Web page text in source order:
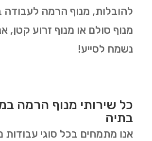
להובלות, מנוף הרמה לעבודה
מנוף סולם או מנוף זרוע קטן,
נשמח לסייע!
כל שירותי מנוף הרמה
בתיה
אנו מתמחים בכל סוגי עבודות